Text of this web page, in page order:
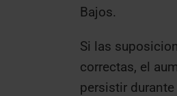
Bajos.
Si las
correctas, el
persistir